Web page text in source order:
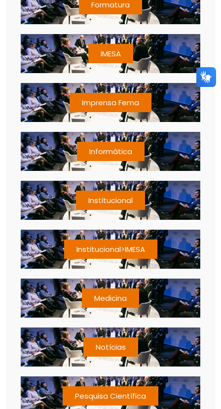
Formatura
IMESA
Imprensa Fema
Informática
Institucional
Institucional>IMESA
Medicina
Notícias
Pesquisa Científica